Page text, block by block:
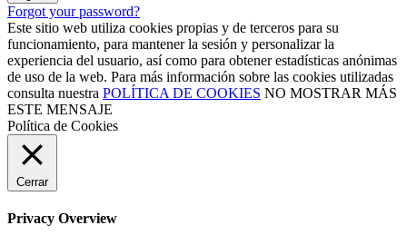
Forgot your password?
Este sitio web utiliza cookies propias y de terceros para su
funcionamiento, para mantener la sesión y personalizar la
experiencia del usuario, así como para obtener estadísticas anónimas
de uso de la web. Para más información sobre las cookies utilizadas
consulta nuestra POLÍTICA DE COOKIES NO MOSTRAR MÁS
ESTE MENSAJE
Política de Cookies
Cerrar
Privacy Overview